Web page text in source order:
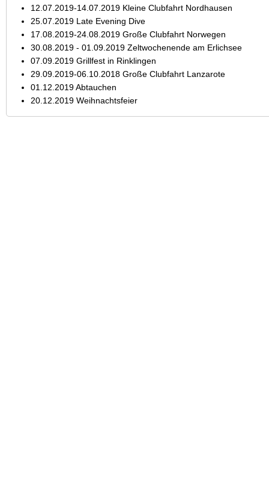
12.07.2019-14.07.2019 Kleine Clubfahrt Nordhausen
25.07.2019 Late Evening Dive
17.08.2019-24.08.2019 Große Clubfahrt Norwegen
30.08.2019 - 01.09.2019 Zeltwochenende am Erlichsee
07.09.2019 Grillfest in Rinklingen
29.09.2019-06.10.2018 Große Clubfahrt Lanzarote
01.12.2019 Abtauchen
20.12.2019 Weihnachtsfeier